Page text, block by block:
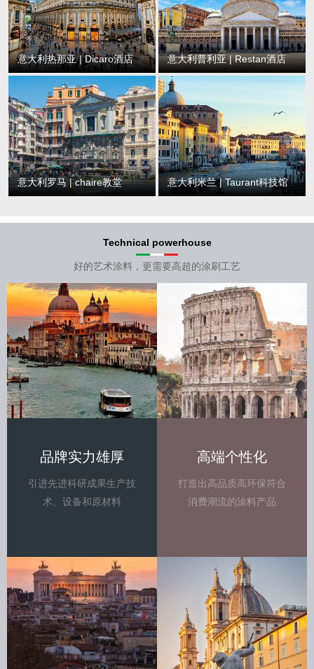
意大利热那亚 | Dicaro酒店 意大利普利亚 | Restan酒店
意大利罗马 | chaire教堂 意大利米兰 | Taurant科技馆
Technical powerhouse
好的艺术涂料，更需要高超的涂刷工艺
品牌实力雄厚
引进先进科研成果生产技
术、设备和原材料
高端个性化
打造出高品质高环保符合
消费潮流的涂料产品